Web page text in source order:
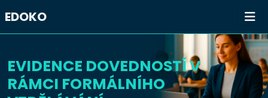
EVIDENCE DOVEDNOSTÍ V
RÁMCI FORMÁLNÍHO
EDOKO